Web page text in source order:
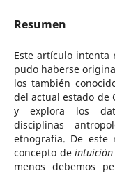
Resumen
Este artículo intenta
pudo haberse
los también
del actual estado de
y explora los
disciplinas
etnografía. De este
concepto de
menos debemos